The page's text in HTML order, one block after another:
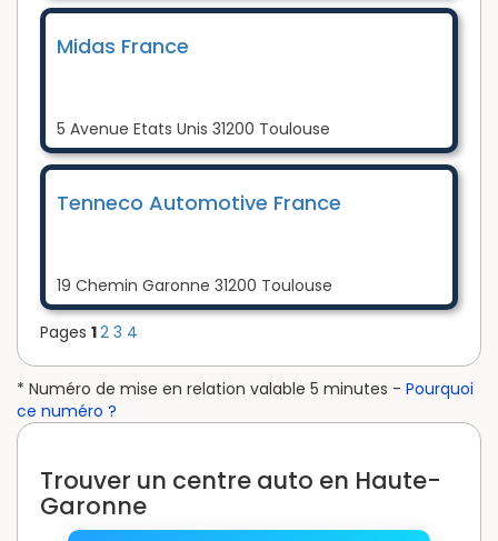
Midas France
5 Avenue Etats Unis 31200 Toulouse
Tenneco Automotive France
19 Chemin Garonne 31200 Toulouse
Pages 12 3 4
* Numéro de mise en relation valable 5 minutes - Pourquoi
ce numéro ?
Trouver un centre auto en Haute-
Garonne